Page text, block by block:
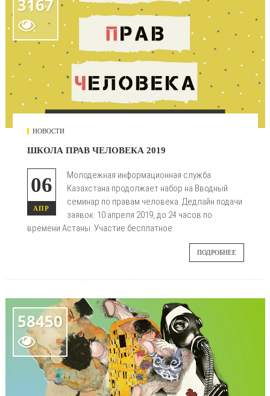
3167

НОВОСТИ
ШКОЛА ПРАВ ЧЕЛОВЕКА 2019
06
АПР
Молодежная информационная служба
Казахстана продолжает набор на Вводный
семинар по правам человека. Дедлайн подачи
заявок: 10 апреля 2019, до 24 часов по
времени Астаны. Участие бесплатное.
ПОДРОБНЕЕ
58450
